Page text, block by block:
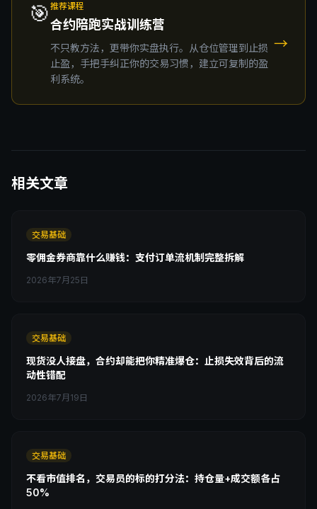
🎯 推荐课程
合约陪跑实战训练营
不只教方法，更带你实盘执行。从仓位管理到止损
止盈，手把手纠正你的交易习惯，建立可复制的盈
利系统。
→
相关文章
交易基础
零佣金券商靠什么赚钱：支付订单流机制完整拆解
2026年7月25日
交易基础
现货没人接盘，合约却能把你精准爆仓：止损失效背后的流
动性错配
2026年7月19日
交易基础
不看市值排名，交易员的标的打分法：持仓量+成交额各占
50%